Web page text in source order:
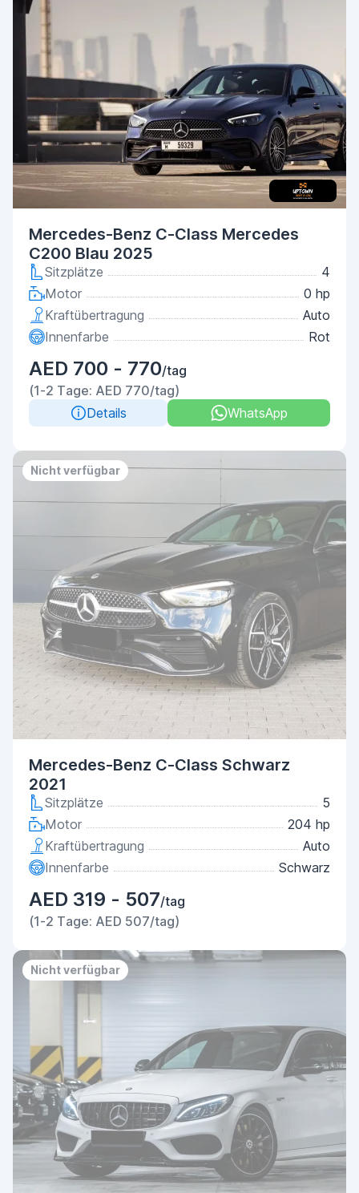
Mercedes-Benz C-Class Mercedes
C200 Blau 2025
Sitzplätze
4
Motor
0 hp
Kraftübertragung
Auto
Innenfarbe
Rot
AED 700 - 770/tag
(1-2 Tage: AED 770/tag)
Details
WhatsApp
Nicht verfügbar
Mercedes-Benz C-Class Schwarz
2021
Sitzplätze
5
Motor
204 hp
Kraftübertragung
Auto
Innenfarbe
Schwarz
AED 319 - 507/tag
(1-2 Tage: AED 507/tag)
Nicht verfügbar